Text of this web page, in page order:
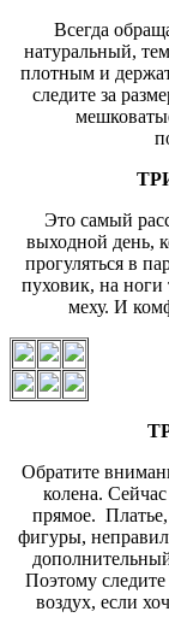
Всегда
натуральный,
плотным и
следите за
Это самый
выходной день,
прогуляться в
пуховик, на
меху. И
Обратите
колена.
прямое.
фигуры,
Поэтому
воздух, если